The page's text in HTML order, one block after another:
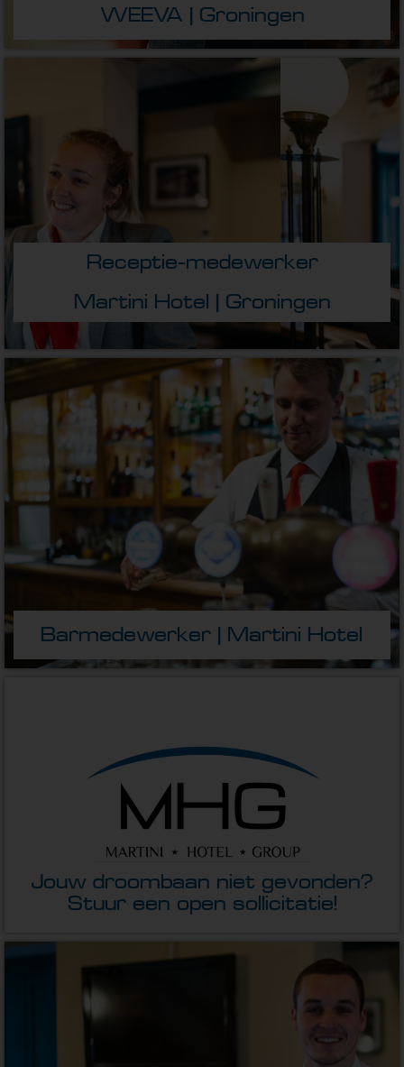
WEEVA | Groningen
Receptie-medewerker
Martini Hotel | Groningen
Barmedewerker | Martini Hotel
Jouw droombaan niet gevonden?
Stuur een open sollicitatie!